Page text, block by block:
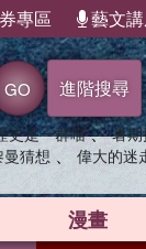
專區 藝文
GO 進階搜尋
史是一群喵 、 暑
猜想 、 偉大的迷
漫畫